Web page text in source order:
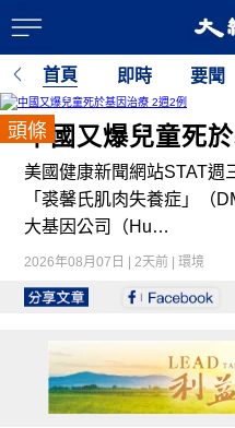
首頁 即時 要聞
頭條
中國又爆兒童死
美國健康新聞網站STAT週
「裘馨氏肌肉失養症」（
大基因公司（Hu…
2026年08月07日 | 2天前 | 環境